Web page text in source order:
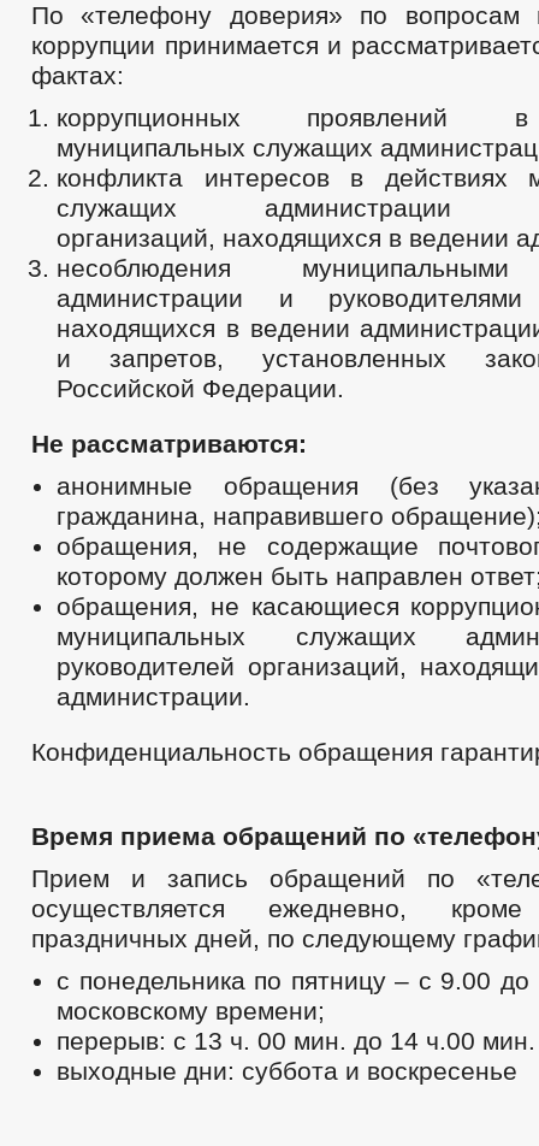
По «телефону доверия» по вопросам
коррупции принимается и
фактах:
коррупционных проявлений
муниципальных служащих
конфликта интересов в действиях
служащих администрации
организаций, находящихся в ведении
несоблюдения
администрации и руководителями
находящихся в ведении
и запретов, установленных
Российской Федерации.
Не рассматриваются:
анонимные обращения (без
гражданина, направившего
обращения, не содержащие
которому должен быть направлен
обращения, не касающиеся
муниципальных служащих
руководителей организаций,
администрации.
Конфиденциальность обращения
Время приема обращений по
Прием и запись обращений по
осуществляется ежедневно,
праздничных дней, по следующему
с понедельника по пятницу – с 9.00
московскому времени;
перерыв: с 13 ч. 00 мин. до 14 ч.00 мин.
выходные дни: суббота и воскресенье